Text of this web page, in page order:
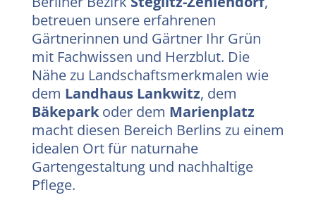
betreuen unsere erfahrenen
Gärtnerinnen und Gärtner Ihr Grün
mit Fachwissen und Herzblut. Die
Nähe zu Landschaftsmerkmalen wie
dem Landhaus Lankwitz, dem
Bäkeparkoder dem Marienplatz
macht diesen Bereich Berlins zu einem
idealen Ort für naturnahe
Gartengestaltung und nachhaltige
Pflege.